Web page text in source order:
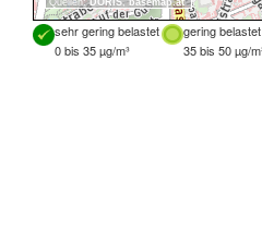
Quellen:DORIS, basemap.at
sehr gering belastet gering belastet
0 bis 35 µg/m³
35 bis 50 µg/